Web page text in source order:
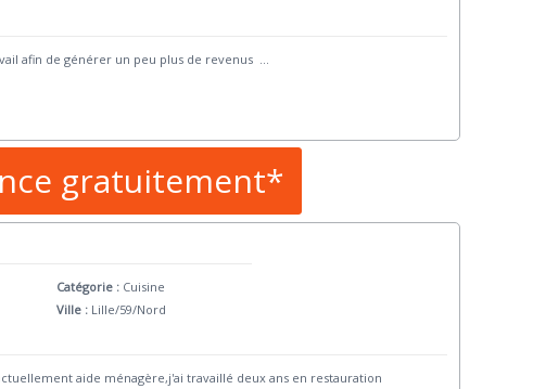
afin de générer un peu plus de revenus
gratuitement*
Catégorie : Cuisine
Ville : Lille/59/Nord
aide ménagère,j'ai travaillé deux ans en restauration